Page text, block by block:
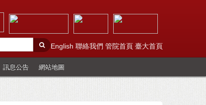
English 聯絡我們 管院首頁 臺大首頁
訊息公告 網站地圖